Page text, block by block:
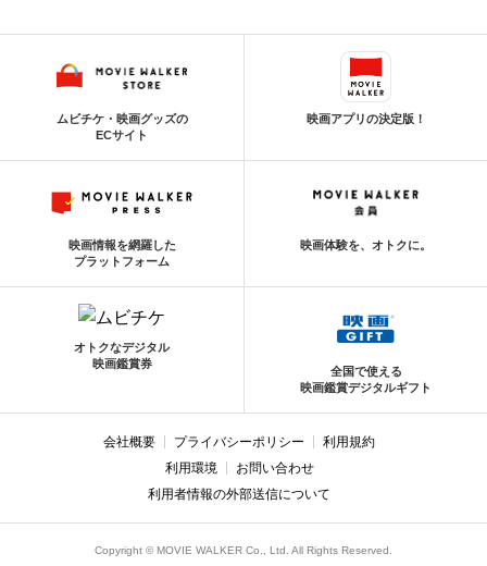
ムビチケ・映画グッズの
ECサイト
映画アプリの決定版！
映画情報を網羅した
プラットフォーム
映画体験を、オトクに。
オトクなデジタル
映画鑑賞券
全国で使える
映画鑑賞デジタルギフト
会社概要 プライバシーポリシー
利用規約
利用環境
お問い合わせ
利用者情報の外部送信について
Copyright © MOVIE WALKER Co., Ltd. All Rights Reserved.